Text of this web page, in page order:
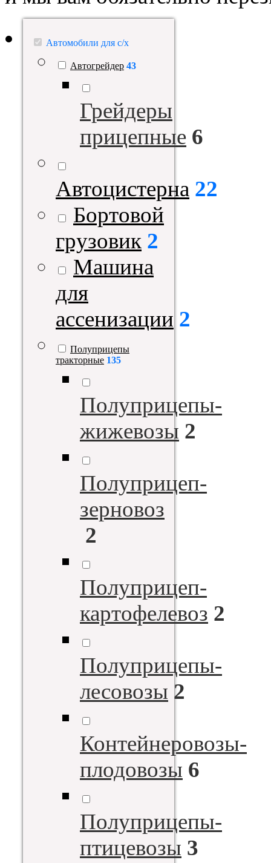
Автомобили для с/х
Автогрейдер 43
Грейдеры
прицепные 6
Автоцистерна 22
Бортовой
грузовик 2
Машина
для
ассенизации 2
Полуприцепы
тракторные 135
Полуприцепы-
жижевозы 2
Полуприцеп-
зерновоз
2
Полуприцеп-
картофелевоз 2
Полуприцепы-
лесовозы 2
Контейнеровозы-
плодовозы 6
Полуприцепы-
птицевозы 3